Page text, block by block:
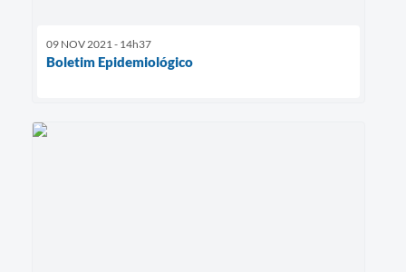
09 NOV 2021 - 14h37
Boletim Epidemiológico